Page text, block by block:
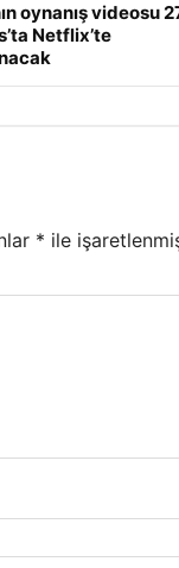
oynanış videosu
Netflix’te
* ile